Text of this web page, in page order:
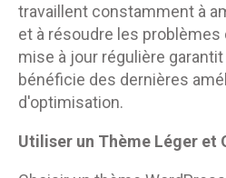
travaillent constamment à
et à résoudre les problèmes
mise à jour régulière
bénéficie des dernières
d'optimisation.
Utiliser un Thème Léger et